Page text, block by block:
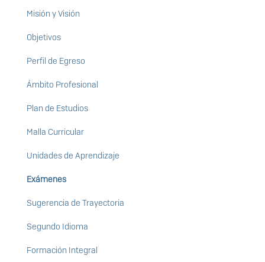
Misión y Visión
Objetivos
Perfil de Egreso
Ámbito Profesional
Plan de Estudios
Malla Curricular
Unidades de Aprendizaje
Exámenes
Sugerencia de Trayectoria
Segundo Idioma
Formación Integral